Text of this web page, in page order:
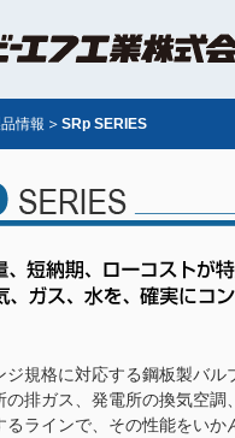
情報 SRp SERIES
ジ規格に対応する鋼板製バ
の排ガス、発電所の換気空
るラインで、その性能をいか